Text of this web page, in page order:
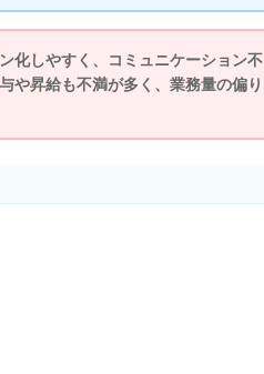
化しやすく、コミュニケーション不
や昇給も不満が多く、業務量の偏り